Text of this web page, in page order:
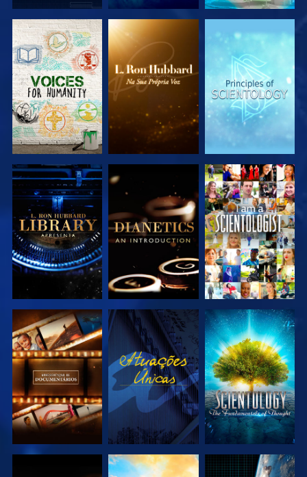
EXPLORAR A
SÉRIE
EXPLORAR A
SÉRIE
EXPLORAR A
SÉRIE
EXPLORAR A
SÉRIE
EXPLORAR A
SÉRIE
VER
EXPLORAR A
SÉRIE
VER
EXPLORAR A
SÉRIE